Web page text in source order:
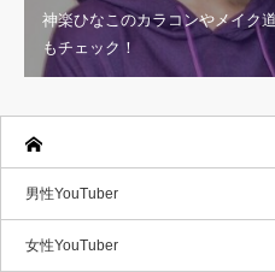
神楽ひなこのカラコンやメイク
もチェック！
男性YouTuber
女性YouTuber